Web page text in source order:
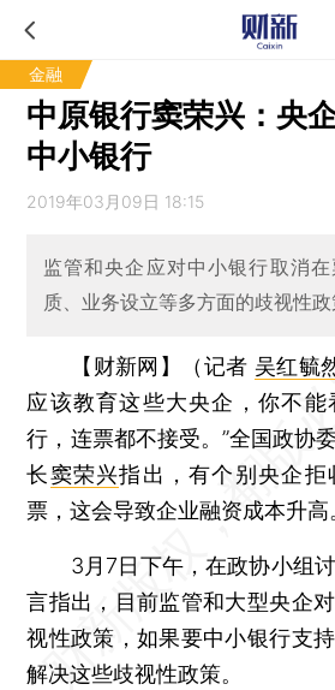
金融
中原银行窦荣兴：央
中小银行
2019年03月09日 18:15
监管和央企应对中小银行取消
质、业务设立等多方面的歧视性
【财新网】（记者 吴红毓
应该教育这些大央企，你不能
行，连票都不接受。”全国政协委
长窦荣兴指出，有个别央企拒
票，这会导致企业融资成本升高
3月7日下午，在政协小组讨
言指出，目前监管和大型央企
视性政策，如果要中小银行支
解决这些歧视性政策。